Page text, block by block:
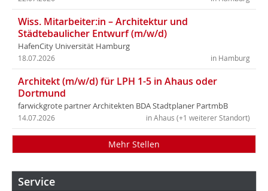
Wiss. Mitarbeiter:in – Architektur und
Städtebaulicher Entwurf (m/w/d)
HafenCity Universität Hamburg
in Hamburg
18.07.2026
Architekt (m/w/d) für LPH 1-5 in Ahaus oder
Dortmund
farwickgrote partner Architekten BDA Stadtplaner PartmbB
in Ahaus (+1 weiterer Standort)
14.07.2026
Mehr Stellen
Service